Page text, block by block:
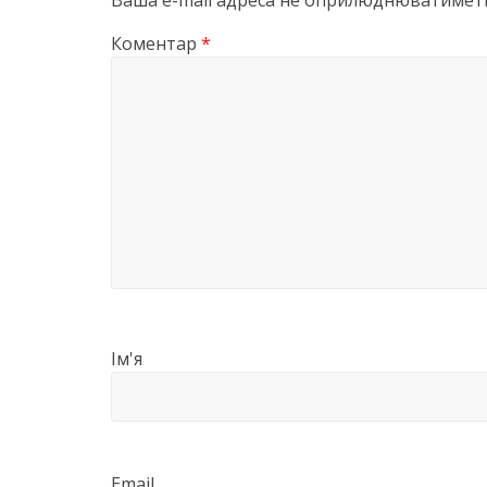
Коментар *
Ім'я